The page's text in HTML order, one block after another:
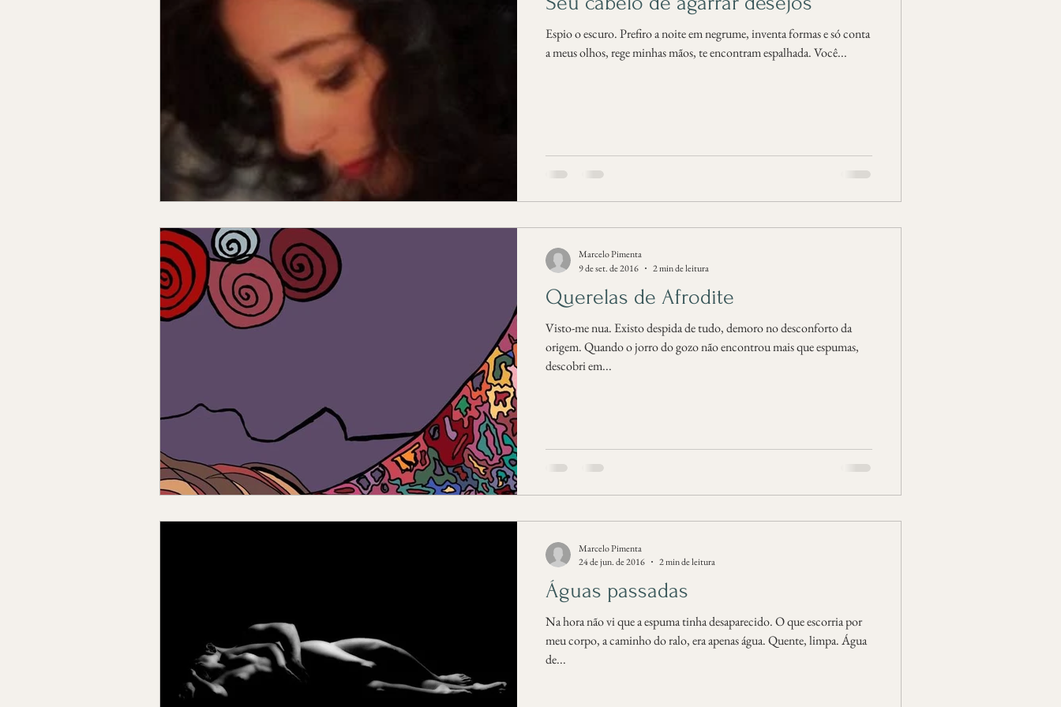
Espio o escuro. Prefiro a noite em negrume, inventa formas e só conta
a meus olhos, rege minhas mãos, te encontram espalhada. Você...
Querelas de Afrodite
Visto-me nua. Existo despida de tudo, demoro no desconforto da
origem. Quando o jorro do gozo não encontrou mais que espumas,
descobri em...
Marcelo Pimenta
9 de set. de 2016
2 min de leitura
Águas passadas
Na hora não vi que a espuma tinha desaparecido. O que escorria por
meu corpo, a caminho do ralo, era apenas água. Quente, limpa. Água
de...
Marcelo Pimenta
24 de jun. de 2016
2 min de leitura